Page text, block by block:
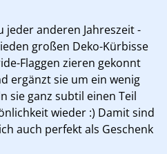
jeder anderen Jahreszeit -
großen Deko-Kürbisse
Flaggen zieren gekonnt
ergänzt sie um ein wenig
sie ganz subtil einen Teil
wieder :) Damit sind
auch perfekt als Geschenk